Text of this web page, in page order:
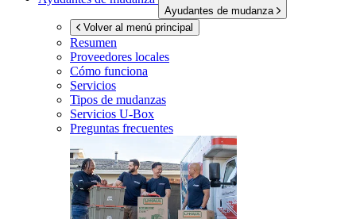
Ayudantes de mudanza
Volver al menú principal
Resumen
Proveedores locales
Cómo funciona
Servicios
Tipos de mudanzas
Servicios U-Box
Preguntas frecuentes